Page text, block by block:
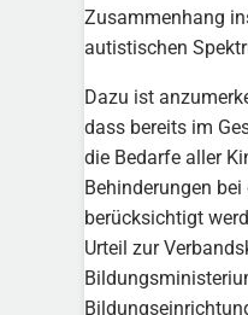
Zusammenhang
autistischen
Dazu ist
dass bereits im
die Bedarfe aller
Behinderungen
berücksichtigt
Urteil zur